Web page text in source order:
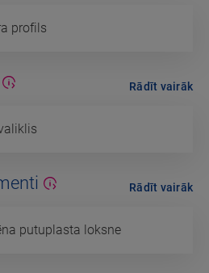
profils
Rādīt vairāk
putuplasta loksne
Rādīt vairāk